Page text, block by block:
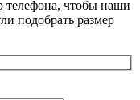
телефона, чтобы наши
подобрать размер